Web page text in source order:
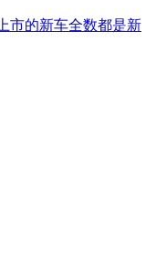
上市的新车全数都是新